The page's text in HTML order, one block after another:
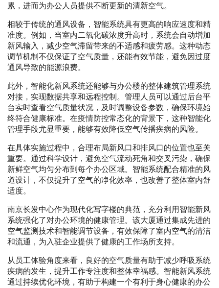
累，进而为办公人员提供不断更新的清新空气。
相较于传统的通风设备，智能系统具有更高的响应速度和精
准度。例如，当室内二氧化碳浓度升高时，系统会自动增加
新风输入，减少空气滞留带来的不适感和疲劳感。这种动态
调节机制不仅保证了空气质量，还能有效节能，避免因过度
通风导致的能源浪费。
此外，智能化新风系统还能够与办公楼的整体建筑管理系统
对接，实现数据共享和远程控制。管理人员可以通过后台平
台实时查看空气质量状况，及时调整设备参数，确保环境始
终符合健康标准。在疫情防控常态化的背景下，这种智能化
管理手段尤显重要，能够有效降低空气传播疾病的风险。
在具体实施过程中，合理布局新风口和排风口的位置也至关
重要。通过科学设计，避免空气流动死角和交叉污染，确保
新鲜空气均匀分布到每个办公区域。智能系统配合精准的风
道设计，不仅提升了空气的净化效率，也改善了整体室内舒
适度。
南京长发中心作为现代化写字楼的典范，充分利用智能新风
系统强化了对办公环境的健康管理。该大厦通过集成先进的
空气监测技术和智能调节设备，有效保障了室内空气的清洁
和流通，为入驻企业提供了健康的工作场所支持。
从员工体验角度来看，良好的空气质量有助于减少呼吸系统
疾病的发生，提升工作专注度和整体幸福感。智能新风系统
通过持续优化环境，有助于构建一个有利于身心健康的办公